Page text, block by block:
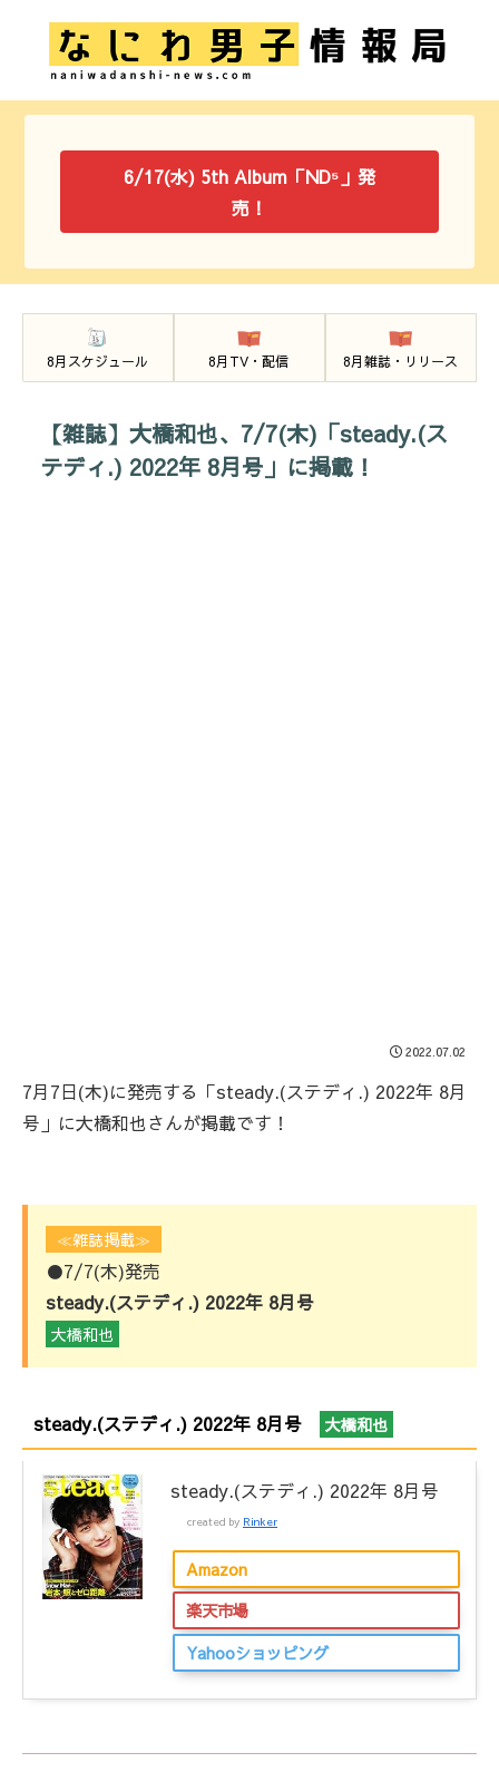
6/17(水) 5th Album「ND⁵」発
売！
8月スケジュール 8月TV・配信 8月雑誌・リリース
【雑誌】大橋和也、7/7(木)「steady.(ス
テディ.) 2022年 8月号」に掲載！
2022.07.02
7月7日(木)に発売する「steady.(ステディ.) 2022年 8月
号」に大橋和也さんが掲載です！
≪雑誌掲載≫
●7/7(木)発売
steady.(ステディ.) 2022年 8月号
大橋和也
steady.(ステディ.) 2022年 8月号 大橋和也
steady.(ステディ.) 2022年 8月号
created by Rinker
Amazon
楽天市場
Yahooショッピング